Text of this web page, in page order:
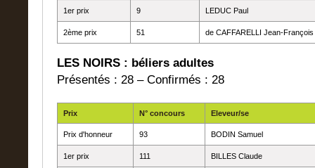
1er prix 9 LEDUC Paul
2ème prix 51 de CAFFARELLI Jean-François
LES NOIRS : béliers adultes
Présentés : 28 – Confirmés : 28
Prix N° concours Eleveur/se
Prix d'honneur 93 BODIN Samuel
1er prix 111 BILLES Claude